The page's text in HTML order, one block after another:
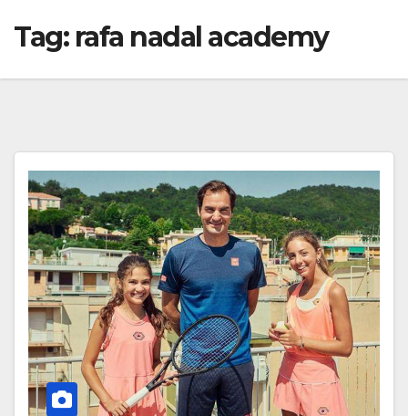
Tag: rafa nadal academy